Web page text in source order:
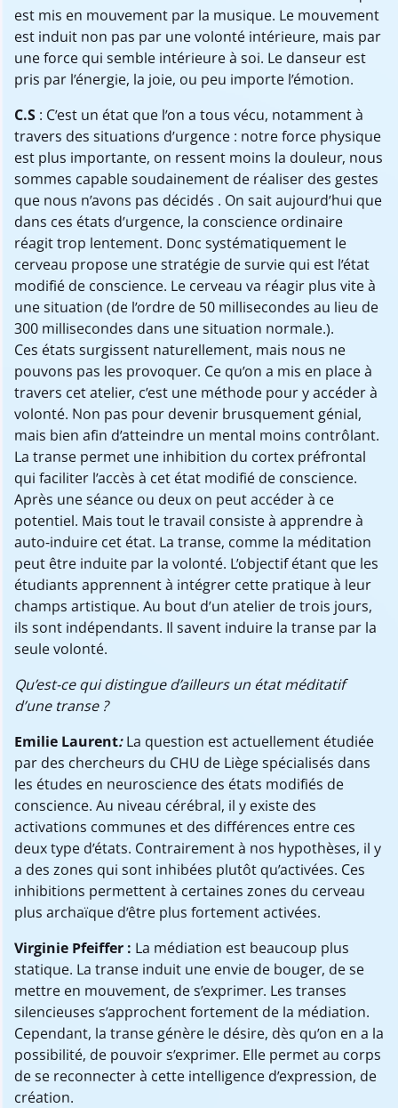
est mis en mouvement par la musique. Le mouvement
est induit non pas par une volonté intérieure, mais par
une force qui semble intérieure à soi. Le danseur est
pris par l’énergie, la joie, ou peu importe l’émotion.
C.S : C’est un état que l’on a tous vécu, notamment à
travers des situations d’urgence : notre force physique
est plus importante, on ressent moins la douleur, nous
sommes capable soudainement de réaliser des gestes
que nous n’avons pas décidés . On sait aujourd’hui que
dans ces états d’urgence, la conscience ordinaire
réagit trop lentement. Donc systématiquement le
cerveau propose une stratégie de survie qui est l’état
modifié de conscience. Le cerveau va réagir plus vite à
une situation (de l’ordre de 50 millisecondes au lieu de
300 millisecondes dans une situation normale.).
Ces états surgissent naturellement, mais nous ne
pouvons pas les provoquer. Ce qu’on a mis en place à
travers cet atelier, c’est une méthode pour y accéder à
volonté. Non pas pour devenir brusquement génial,
mais bien afin d’atteindre un mental moins contrôlant.
La transe permet une inhibition du cortex préfrontal
qui faciliter l’accès à cet état modifié de conscience.
Après une séance ou deux on peut accéder à ce
potentiel. Mais tout le travail consiste à apprendre à
auto-induire cet état. La transe, comme la méditation
peut être induite par la volonté. L’objectif étant que les
étudiants apprennent à intégrer cette pratique à leur
champs artistique. Au bout d’un atelier de trois jours,
ils sont indépendants. Il savent induire la transe par la
seule volonté.
Qu’est-ce qui distingue d’ailleurs un état méditatif
d’une transe ?
Emilie Laurent:La question est actuellement étudiée
par des chercheurs du CHU de Liège spécialisés dans
les études en neuroscience des états modifiés de
conscience. Au niveau cérébral, il y existe des
activations communes et des différences entre ces
deux type d’états. Contrairement à nos hypothèses, il y
a des zones qui sont inhibées plutôt qu’activées. Ces
inhibitions permettent à certaines zones du cerveau
plus archaïque d’être plus fortement activées.
Virginie Pfeiffer : La médiation est beaucoup plus
statique. La transe induit une envie de bouger, de se
mettre en mouvement, de s’exprimer. Les transes
silencieuses s’approchent fortement de la médiation.
Cependant, la transe génère le désire, dès qu’on en a la
possibilité, de pouvoir s’exprimer. Elle permet au corps
de se reconnecter à cette intelligence d’expression, de
création.